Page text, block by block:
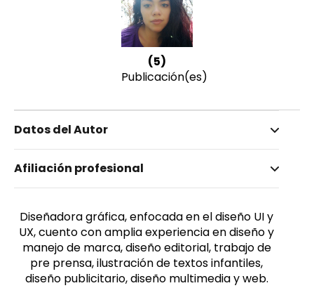
(5)
Publicación(es)
Datos del Autor
Paillacho, Alexandra
Femenino
Afiliación profesional
Diseñadora gráfica, enfocada en el diseño UI y
UX, cuento con amplia experiencia en diseño y
manejo de marca, diseño editorial, trabajo de
pre prensa, ilustración de textos infantiles,
diseño publicitario, diseño multimedia y web.